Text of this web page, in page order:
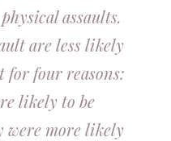
assaults.
are less likely
four reasons:
likely to be
were more likely